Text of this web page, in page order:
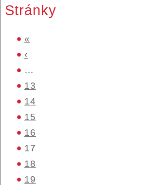
Stránky
«
‹
…
13
14
15
16
17
18
19